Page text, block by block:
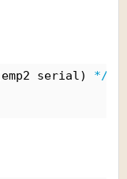
serial) */